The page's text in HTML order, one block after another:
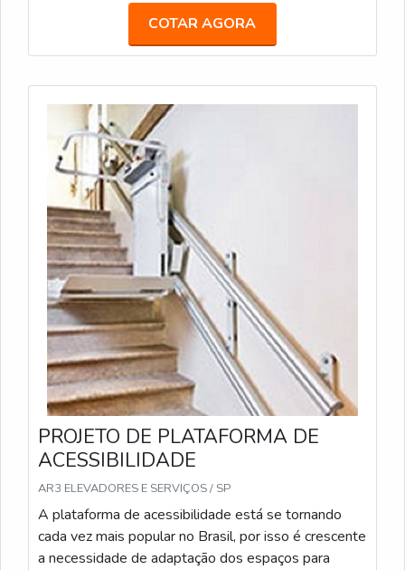
espaço interno; Ótimo custo benefício; Entre
outras.INSTALAÇÃO TIPOS DE
COTAR AGORA
PROJETO DE PLATAFORMA DE
ACESSIBILIDADE
AR3 ELEVADORES E SERVIÇOS / SP
A plataforma de acessibilidade está se tornando
cada vez mais popular no Brasil, por isso é crescente
a necessidade de adaptação dos espaços para